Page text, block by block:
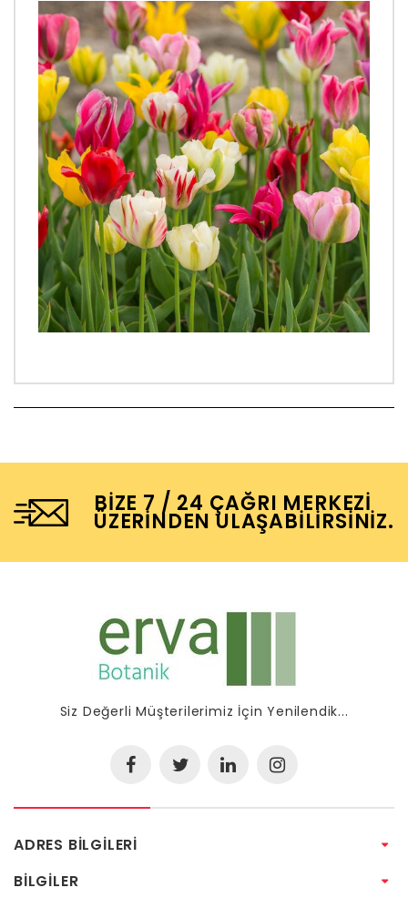
BIZE 7 / 24 ÇAĞRI MERKEZI
ÜZERINDEN ULAŞABILIRSINIZ.
Siz Değerli Müşterilerimiz İçin Yenilendik...
ADRES BILGILERI
BILGILER